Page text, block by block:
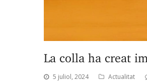
La colla ha creat
5 juliol, 2024 Actualitat